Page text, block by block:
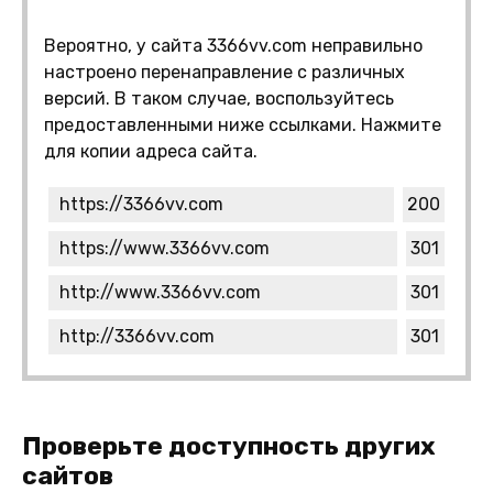
Вероятно, у сайта 3366vv.com неправильно
настроено перенаправление с различных
версий. В таком случае, воспользуйтесь
предоставленными ниже ссылками. Нажмите
для копии адреса сайта.
https://3366vv.com 200
https://www.3366vv.com 301
http://www.3366vv.com 301
http://3366vv.com 301
Проверьте доступность других
сайтов